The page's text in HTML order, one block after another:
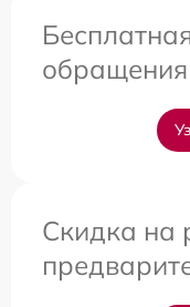
обращения
Скидка на